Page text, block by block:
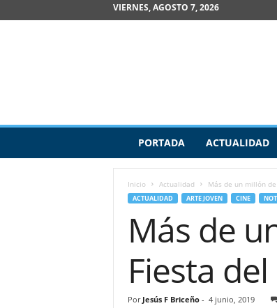
VIERNES, AGOSTO 7, 2026
v
PORTADA ACTUALIDAD
Inicio Actualidad Más de un millón
ACTUALIDAD ARTE JOVEN CINE
Más de
Fiesta
Por Jesús F Briceño- 4 junio, 2019